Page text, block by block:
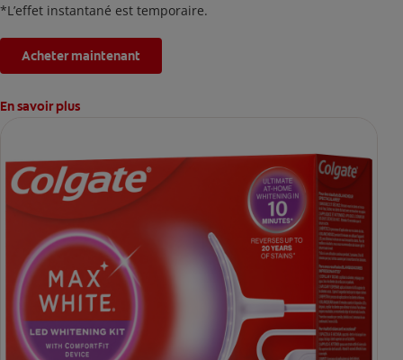
*L’effet instantané est temporaire.
Acheter maintenant
En savoir plus